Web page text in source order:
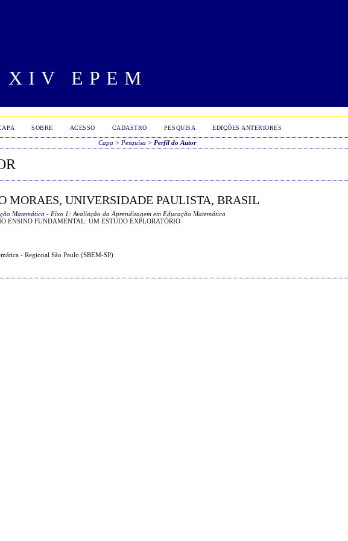
XIV EPEM
SOBRE ACESSO CADASTRO PESQUISA EDIÇÕES ANTERIORES
Capa > Pesquisa > Perfil do Autor
MORAES, UNIVERSIDADE PAULISTA, BRASIL
Matemática - Eixo 1: Avaliação da Aprendizagem em Educação Matemática
ENSINO FUNDAMENTAL: UM ESTUDO EXPLORATÓRIO
- Regional São Paulo (SBEM-SP)